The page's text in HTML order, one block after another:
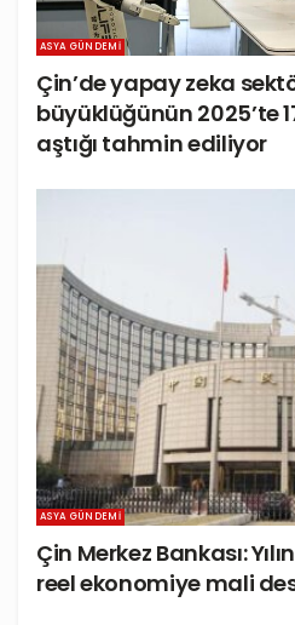
ASYA GÜNDEMI
Çin’de yapay zeka
büyüklüğünün 2025’te
aştığı tahmin ediliyor
ASYA GÜNDEMI
Çin Merkez Bankası:
reel ekonomiye mali